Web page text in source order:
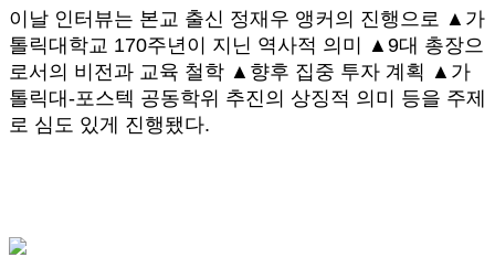
이날 인터뷰는 본교 출신 정재우 앵커의 진행으로 ▲가
톨릭대학교 170주년이 지닌 역사적 의미 ▲9대 총장으
로서의 비전과 교육 철학 ▲향후 집중 투자 계획 ▲가
톨릭대-포스텍 공동학위 추진의 상징적 의미 등을 주제
로 심도 있게 진행됐다.